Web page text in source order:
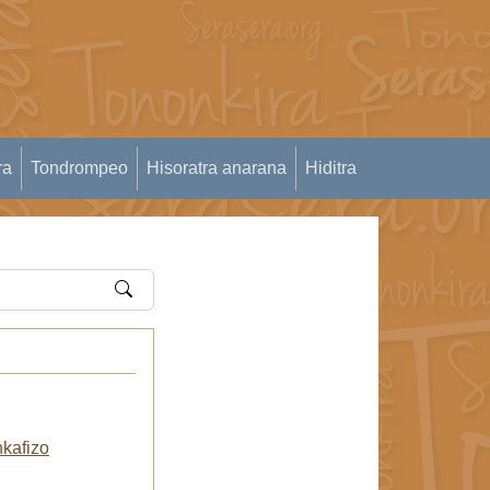
Tondrompeo Hisoratra anarana Hiditra